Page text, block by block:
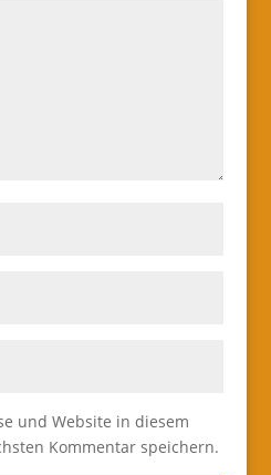
und Website in diesem
Kommentar speichern.